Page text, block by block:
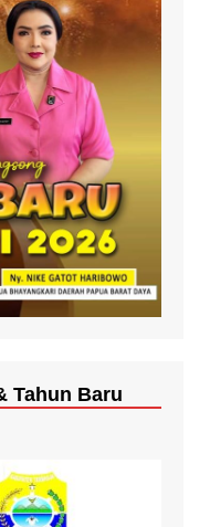
Tahun Baru